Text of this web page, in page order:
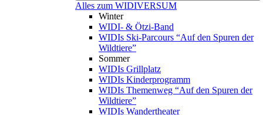
Alles zum WIDIVERSUM
Winter
WIDI- & Ötzi-Band
WIDIs Ski-Parcours “Auf den Spuren der
Wildtiere”
Sommer
WIDIs Grillplatz
WIDIs Kinderprogramm
WIDIs Themenweg “Auf den Spuren der
Wildtiere”
WIDIs Wandertheater